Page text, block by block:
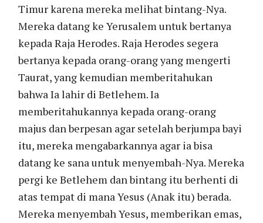
Timur karena mereka melihat bintang-Nya.
Mereka datang ke Yerusalem untuk bertanya
kepada Raja Herodes. Raja Herodes segera
bertanya kepada orang-orang yang mengerti
Taurat, yang kemudian memberitahukan
bahwa Ia lahir di Betlehem. Ia
memberitahukannya kepada orang-orang
majus dan berpesan agar setelah berjumpa bayi
itu, mereka mengabarkannya agar ia bisa
datang ke sana untuk menyembah-Nya. Mereka
pergi ke Betlehem dan bintang itu berhenti di
atas tempat di mana Yesus (Anak itu) berada.
Mereka menyembah Yesus, memberikan emas,